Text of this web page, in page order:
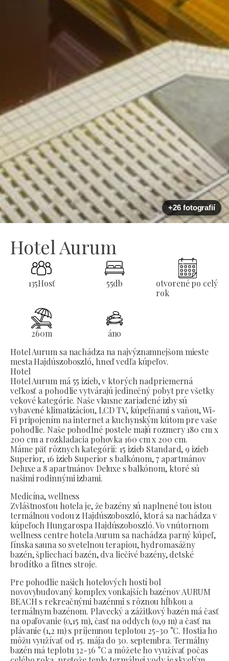
+26 fotografií
Hotel Aurum
135Hosť 55db
otvorené po celý
rok
260m
áno
Hotel Aurum sa nachádza na najvýznamnejšom mieste
mesta Hajdúszoboszló, hneď vedľa kúpeľov.
Hotel
Hotel Aurum má 55 izieb, v ktorých nadpriemerná
veľkosť a pohodlie vytvárajú jedinečný pobyt pre všetky
vekové kategórie. Naše vkusne zariadené izby sú
vybavené klimatizáciou, LCD TV, kúpeľňami s vaňou, Wi-
Fi pripojením na internet a kuchynským kútom pre vaše
pohodlie. Naše pohodlné postele majú rozmery 180 cm x
200 cm a rozkladacia pohovka 160 cm x 200 cm.
Máme päť rôznych kategórií: 15 izieb Standard, 9 izieb
Superior, 16 izieb Superior s balkónom, 7 apartmánov
Deluxe a 8 apartmánov Deluxe s balkónom, ktoré sú
našimi rodinnými izbami.
Medicína, wellness
Zvláštnosťou hotela je, že bazény sú naplnené tou istou
termálnou vodou z Hajdúszoboszló, ktorá sa nachádza v
kúpeľoch Hungarospa Hajdúszoboszló. Vo vnútornom
wellness centre hotela Aurum sa nachádza parný kúpeľ,
fínska sauna so svetelnou terapiou, hydromasážny
bazén, špliechací bazén, dva liečivé bazény, detské
brodítko a fitnes stroje.
Pre pohodlie našich hotelových hostí bol
novovybudovaný komplex vonkajších bazénov AURUM
BEACH s rekreačnými bazénmi s rôznou hĺbkou a
termálnym bazénom. Plavecký a zážitkový bazén má časť
na opaľovanie (0,15 m), časť na oddych (0,9 m) a časť na
plávanie (1,2 m) s príjemnou teplotou 25-30 °C. Hostia ho
môžu využívať od 15. mája do 30. septembra. Termálny
bazén má teplotu 32-36 °C a môžete ho využívať počas